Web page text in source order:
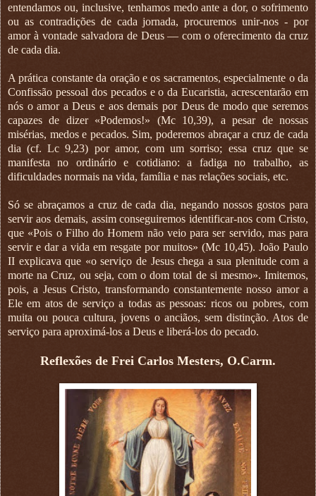
entendamos ou, inclusive, tenhamos medo ante a dor, o sofrimento
ou as contradições de cada jornada, procuremos unir-nos - por
amor à vontade salvadora de Deus — com o oferecimento da cruz
de cada dia.
A prática constante da oração e os sacramentos, especialmente o da
Confissão pessoal dos pecados e o da Eucaristia, acrescentarão em
nós o amor a Deus e aos demais por Deus de modo que seremos
capazes de dizer «Podemos!» (Mc 10,39), a pesar de nossas
misérias, medos e pecados. Sim, poderemos abraçar a cruz de cada
dia (cf. Lc 9,23) por amor, com um sorriso; essa cruz que se
manifesta no ordinário e cotidiano: a fadiga no trabalho, as
dificuldades normais na vida, família e nas relações sociais, etc.
Só se abraçamos a cruz de cada dia, negando nossos gostos para
servir aos demais, assim conseguiremos identificar-nos com Cristo,
que «Pois o Filho do Homem não veio para ser servido, mas para
servir e dar a vida em resgate por muitos» (Mc 10,45). João Paulo
II explicava que «o serviço de Jesus chega a sua plenitude com a
morte na Cruz, ou seja, com o dom total de si mesmo». Imitemos,
pois, a Jesus Cristo, transformando constantemente nosso amor a
Ele em atos de serviço a todas as pessoas: ricos ou pobres, com
muita ou pouca cultura, jovens o anciãos, sem distinção. Atos de
serviço para aproximá-los a Deus e liberá-los do pecado.
Reflexões de Frei Carlos Mesters, O.Carm.